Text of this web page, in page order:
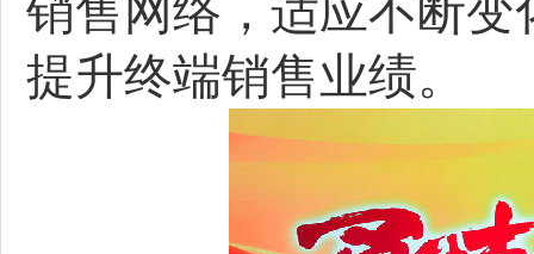
销售网络，适应不断
提升终端销售业绩。